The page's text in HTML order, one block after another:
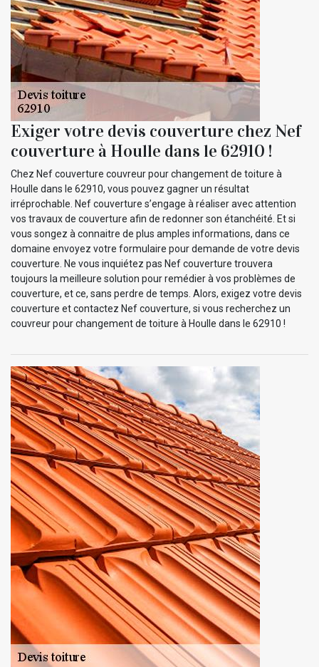
Exiger votre devis couverture chez Nef
couverture à Houlle dans le 62910 !
Chez Nef couverture couvreur pour changement de toiture à
Houlle dans le 62910, vous pouvez gagner un résultat
irréprochable. Nef couverture s’engage à réaliser avec attention
vos travaux de couverture afin de redonner son étanchéité. Et si
vous songez à connaitre de plus amples informations, dans ce
domaine envoyez votre formulaire pour demande de votre devis
couverture. Ne vous inquiétez pas Nef couverture trouvera
toujours la meilleure solution pour remédier à vos problèmes de
couverture, et ce, sans perdre de temps. Alors, exigez votre devis
couverture et contactez Nef couverture, si vous recherchez un
couvreur pour changement de toiture à Houlle dans le 62910 !